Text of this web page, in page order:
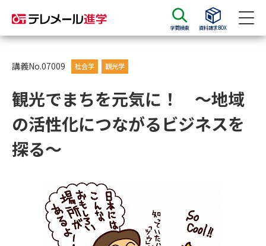
学問検索 資料請求BOX
資料請求
大学・短大の資料種類から請求
大学パンフ
過去問題集
大学・短大以外の資料から請求
講義No.07009 社会学 観光学
観光でまちを元気に！ ～地域
の活性化につながるビジネスを
探る～